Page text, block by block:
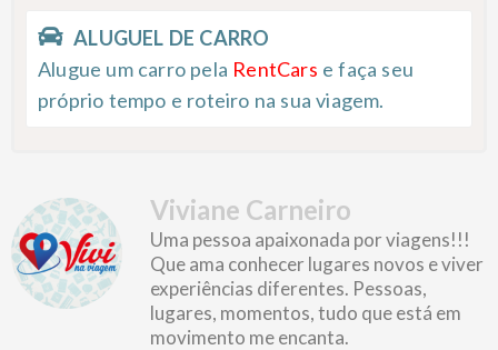
ALUGUEL DE CARRO
Alugue um carro pela RentCars e faça seu
próprio tempo e roteiro na sua viagem.
Viviane Carneiro
Uma pessoa apaixonada por viagens!!!
Que ama conhecer lugares novos e viver
experiências diferentes. Pessoas,
lugares, momentos, tudo que está em
movimento me encanta.